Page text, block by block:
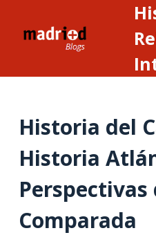
Historia del
Historia
Comparada